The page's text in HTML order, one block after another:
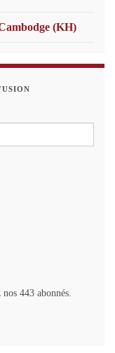
(KH)
443 abonnés.